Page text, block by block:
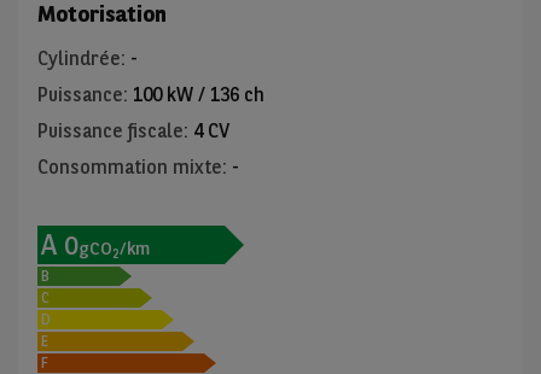
Motorisation
Cylindrée: -
Puissance: 100 kW / 136 ch
Puissance fiscale: 4 CV
Consommation mixte: -
A 0gCO2/km
B
C
D
E
F